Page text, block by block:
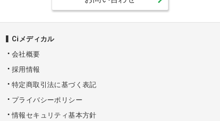
Ciメディカル
会社概要
採用情報
特定商取引法に基づく表記
プライバシーポリシー
情報セキュリティ基本方針